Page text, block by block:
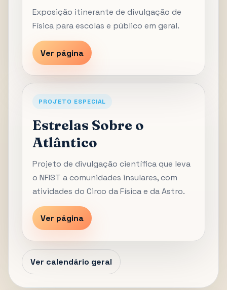
Exposição itinerante de divulgação de
Física para escolas e público em geral.
Ver página
PROJETO ESPECIAL
Estrelas Sobre o
Atlântico
Projeto de divulgação científica que leva
o NFIST a comunidades insulares, com
atividades do Circo da Física e da Astro.
Ver página
Ver calendário geral